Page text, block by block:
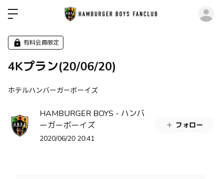
有料会員限定
4Kプラン(20/06/20)
ホテルハンバーガーボーイズ
HAMBURGER BOYS - ハンバ
ーガーボーイズ
2020/06/20 20:41
フォロー